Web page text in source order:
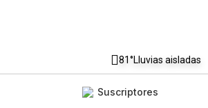
81°Lluvias aisladas
Suscriptores